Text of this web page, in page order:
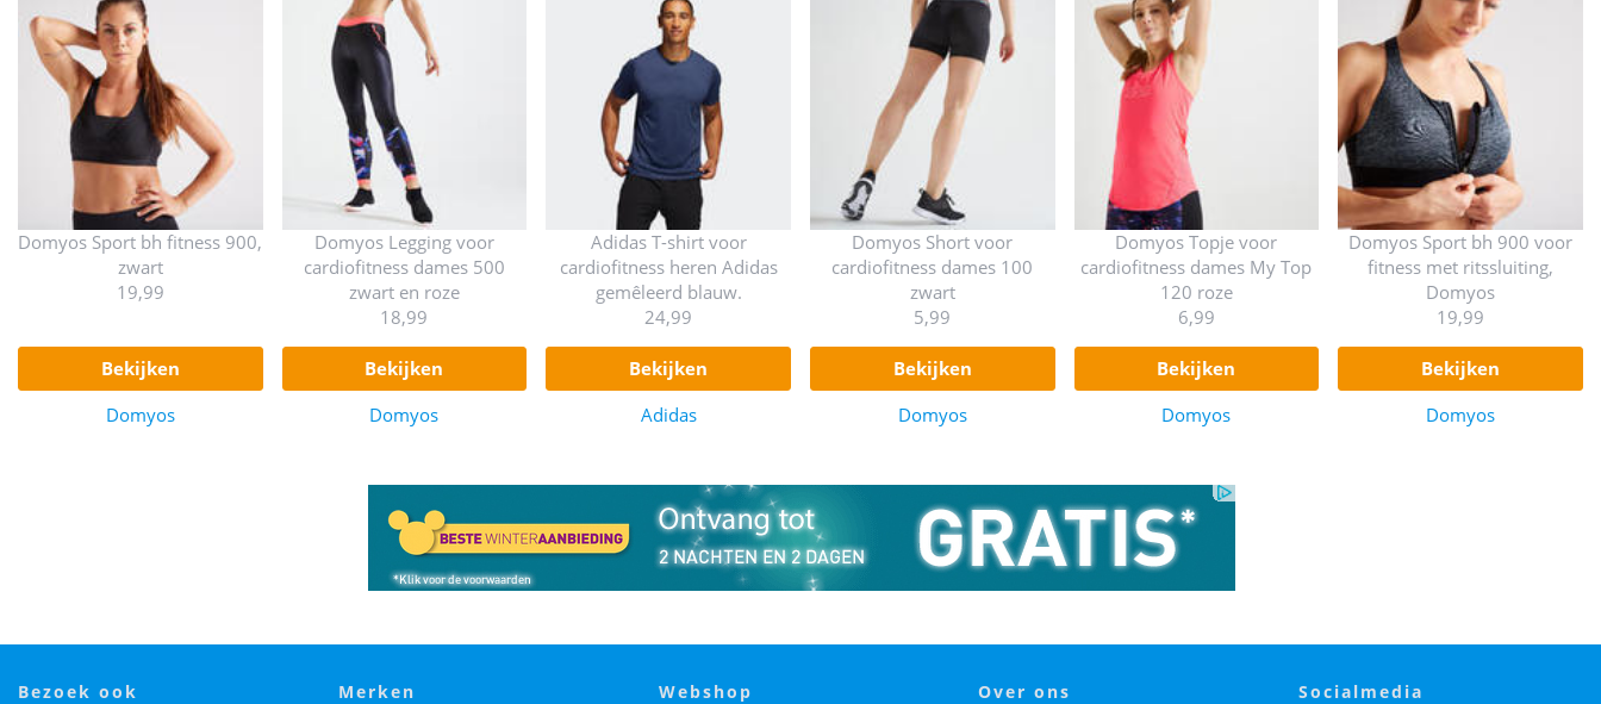
Domyos Sport bh fitness 900,
zwart
19,99
bekijken
Domyos
Domyos Legging voor
cardiofitness dames 500
zwart en roze
18,99
bekijken
Domyos
Adidas T-shirt voor
cardiofitness heren Adidas
gemêleerd blauw.
24,99
bekijken
Adidas
Domyos Short voor
cardiofitness dames 100
zwart
5,99
bekijken
Domyos
Domyos Topje voor
cardiofitness dames My Top
120 roze
6,99
bekijken
Domyos
Domyos Sport bh 900 voor
fitness met ritssluiting,
Domyos
19,99
bekijken
Domyos
bezoek ook merken webshop over ons socialmedia